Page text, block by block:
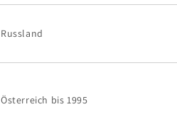
Russland
Österreich bis 1995